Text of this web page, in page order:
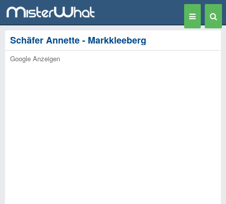
Toggle
navigation
Schäfer Annette - Markkleeberg
Google Anzeigen